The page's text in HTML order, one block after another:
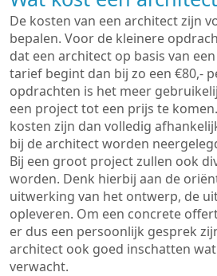
De kosten van een architect zijn
bepalen. Voor de kleinere
dat een architect op basis van
tarief begint dan bij zo een €80,-
opdrachten is het meer
een project tot een prijs te
kosten zijn dan volledig
bij de architect worden
Bij een groot project zullen ook
worden. Denk hierbij aan de
uitwerking van het ontwerp, de
opleveren. Om een concrete
er dus een persoonlijk gesprek
architect ook goed inschatten
verwacht.